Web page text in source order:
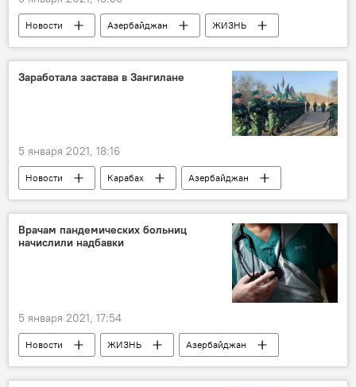
Новости Азербайджан
ЖИЗНЬ
Карабах
Кельбаджарский район
Министерство обороны АР
МУЛЬТИМЕДИА
Заработала застава в Зангилане
5 января 2021, 18:16
Новости Карабах
Азербайджан
Зангилан
Государственная пограничная служба АР (ГПС)
погранзастава
Врачам пандемических больниц
начислили надбавки
5 января 2021, 17:54
Новости ЖИЗНЬ
Азербайджан
надбавка
врачи